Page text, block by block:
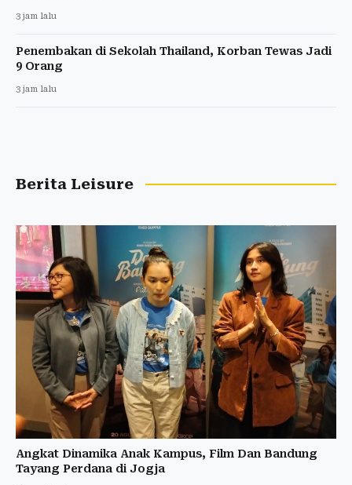
3 jam lalu
Penembakan di Sekolah Thailand, Korban Tewas Jadi
9 Orang
3 jam lalu
Berita Leisure
Angkat Dinamika Anak Kampus, Film Dan Bandung
Tayang Perdana di Jogja